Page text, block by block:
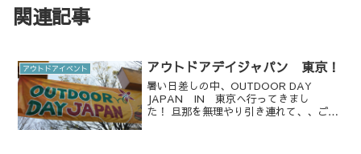
関連記事
アウトドアイベント アウトドアデイジャパン 東京！
暑い日差しの中、OUTDOOR DAY
JAPAN IN 東京へ行ってきまし
た！ 旦那を無理やり引き連れて、、ごめ